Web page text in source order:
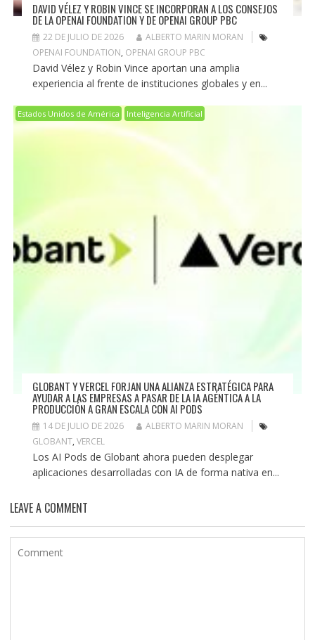
DAVID VÉLEZ Y ROBIN VINCE SE INCORPORAN A LOS CONSEJOS
DE LA OPENAI FOUNDATION Y DE OPENAI GROUP PBC
22 DE JULIO DE 2026
ALBERTO MARIN MORAN
OPENAI FOUNDATION, OPENAI GROUP PBC
David Vélez y Robin Vince aportan una amplia
experiencia al frente de instituciones globales y en...
Estados Unidos de América Inteligencia Artificial
GLOBANT Y VERCEL FORJAN UNA ALIANZA ESTRATÉGICA PARA
AYUDAR A LAS EMPRESAS A PASAR DE LA IA AGÉNTICA A LA
PRODUCCIÓN A GRAN ESCALA CON AI PODS
14 DE JULIO DE 2026
ALBERTO MARIN MORAN
GLOBANT, VERCEL
Los AI Pods de Globant ahora pueden desplegar
aplicaciones desarrolladas con IA de forma nativa en...
LEAVE A COMMENT